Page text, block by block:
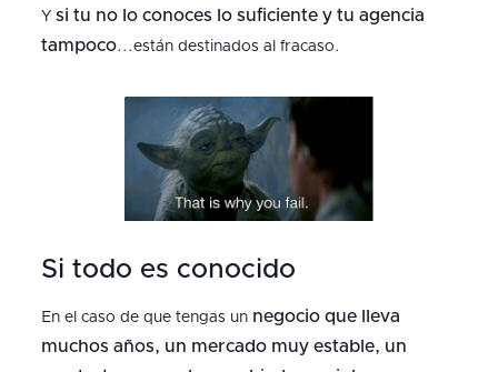
Y si tu no lo conoces lo suficiente y tu agencia
tampoco...están destinados al fracaso.
Si todo es conocido
En el caso de que tengas un negocio que lleva
muchos años, un mercado muy estable, un